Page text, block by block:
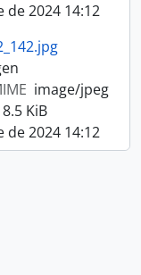
2024 14:12
image/jpeg
KiB
2024 14:12